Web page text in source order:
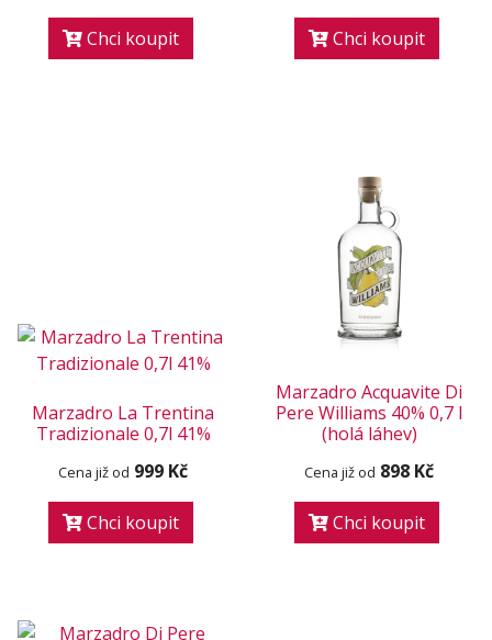
Chci koupit Chci koupit
Marzadro La Trentina
Tradizionale 0,7l 41%
Cena již od 999 Kč
Chci koupit
Marzadro Acquavite Di
Pere Williams 40% 0,7 l
(holá láhev)
Cena již od 898 Kč
Chci koupit